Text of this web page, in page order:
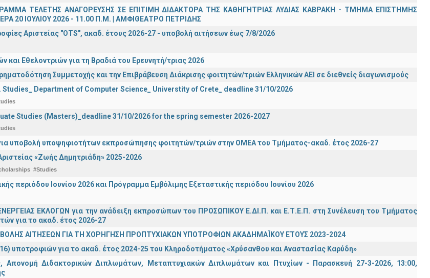
ΤΕΛΕΤΗΣ ΑΝΑΓΟΡΕΥΣΗΣ ΣΕ ΕΠΙΤΙΜΗ ΔΙΔΑΚΤΟΡΑ ΤΗΣ ΚΑΘΗΓΗΤΡΙΑΣ ΛΥΔΙΑΣ ΚΑΒΡΑΚΗ - ΤΜΗΜΑ ΕΠΙΣΤΗΜΗΣ
20 ΙΟΥΛΙΟΥ 2026 - 11.00 Π.Μ. | ΑΜΦΙΘΕΑΤΡΟ ΠΕΤΡΙΔΗΣ
Αριστείας "OTS", ακαδ. έτους 2026-27 - υποβολή αιτήσεων έως 7/8/2026
και Εθελοντριών για τη Βραδιά του Ερευνητή/τριας 2026
Συμμετοχής και την Επιβράβευση Διάκρισης φοιτητών/τριών Ελληνικών ΑΕΙ σε διεθνείς διαγωνισμούς
Department of Computer Science_ Universtity of Crete_ deadline 31/10/2026
Studies (Masters)_deadline 31/10/2026 for the spring semester 2026-2027
υποβολή υποψηφιοτήτων εκπροσώπησης φοιτητών/τριών στην ΟΜΕΑ του Τμήματος-ακαδ. έτος 2026-27
«Ζωής Δημητριάδη» 2025-2026
#Studies
περιόδου Ιουνίου 2026 και Πρόγραμμα Εμβόλιμης Εξεταστικής περιόδου Ιουνίου 2026
ΕΚΛΟΓΩΝ για την ανάδειξη εκπροσώπων του ΠΡΟΣΩΠΙΚΟΥ Ε.ΔΙ.Π. και Ε.Τ.Ε.Π. στη Συνέλευση του Τμήματος
για το ακαδ. έτος 2026-27
ΑΙΤΗΣΕΩΝ ΓΙΑ ΤΗ ΧΟΡΗΓΗΣΗ ΠΡΟΠΤΥΧΙΑΚΩΝ ΥΠΟΤΡΟΦΙΩΝ ΑΚΑΔΗΜΑΪΚΟΥ ΕΤΟΥΣ 2023-2024
υποτροφιών για το ακαδ. έτος 2024-25 του Κληροδοτήματος «Χρύσανθου και Αναστασίας Καρύδη»
Απονομή Διδακτορικών Διπλωμάτων, Μεταπτυχιακών Διπλωμάτων και Πτυχίων - Παρασκευή 27-3-2026, 13:00,